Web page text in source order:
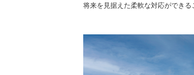
将来を見据えた柔軟な対応ができる